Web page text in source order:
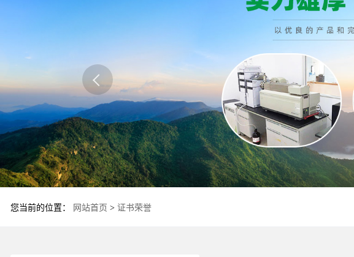
您当前的位置： 网站首页 > 证书荣誉